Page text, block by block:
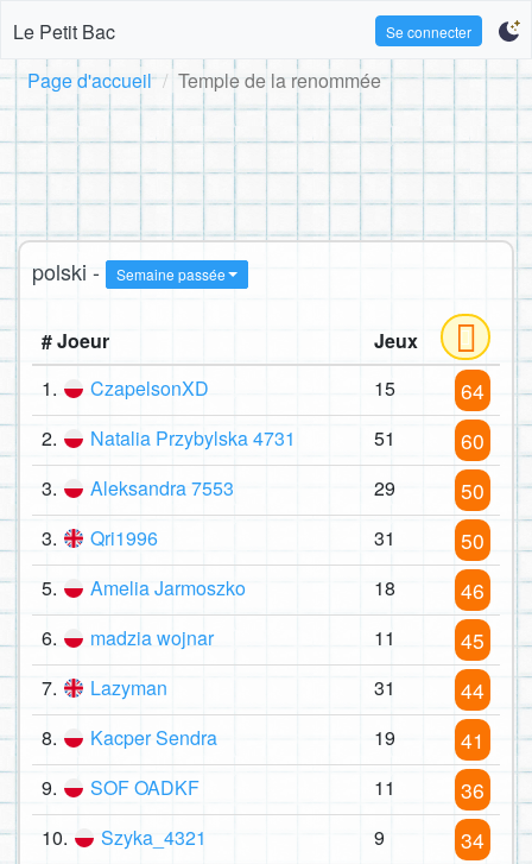
Le Petit Bac Se connecter
Page d'accueil Temple de la renommée
polski - Semaine passée
# Joeur
Jeux
1.
CzapelsonXD 15 64
2. Natalia Przybylska 4731 51 60
3. Aleksandra 7553 29 50
3. Qri1996 31 50
5. Amelia Jarmoszko 18 46
6. madzia wojnar 11 45
7. Lazyman 31 44
8. Kacper Sendra 19 41
9. SOF OADKF 11 36
10. Szyka_4321 9 34